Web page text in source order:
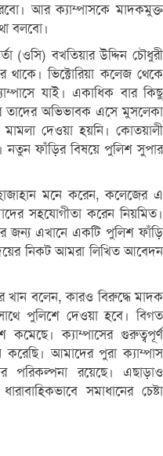
আর ক্যাম্পাসকে মাদকমুক্ত
বলবো।
(ওসি) বখতিয়ার উদ্দিন চৌধুরী
ভিক্টোরিয়া কলেজ থেকে
যাই। একাধিক বার কিছু
তাদের অভিভাবক এসে মুসলেকা
দেওয়া হয়নি। কোতয়ালী
নতুন ফাঁড়ির বিষয়ে পুলিশ সুপার
মনে করেন, কলেজের এ
সহযোগীতা করেন নিয়মিত।
জন্য এখানে একটি পুলিশ ফাঁড়ি
নিকট আমরা লিখিত আবেদন
খান বলেন, কারও বিরুদ্ধে মাদক
পুলিশে দেওয়া হবে। বিগত
ক্যাম্পাসের গুরুত্বপূর্ণ
করেছি। আমাদের পুরা ক্যাম্পাস
পরিকল্পনা রয়েছে। এছাড়াও
সমাধানের চেষ্টা